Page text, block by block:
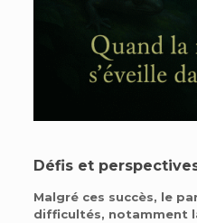
Défis et
Malgré ces succès, le
difficultés, notamment